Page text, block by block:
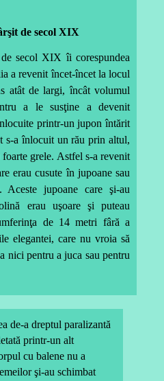
de secol XIX
XIX îi corespundea
a revenit încet-încet la locul
atât de largi, încât volumul
a le susţine a devenit
printr-un jupon întărit
s-a înlocuit un rău prin altul,
grele. Astfel s-a revenit
erau cusute în jupoane sau
jupoane care şi-au
erau uşoare şi puteau
de 14 metri fâră a
elegantei, care nu vroia să
nici pentru a juca sau pentru
dreptul paralizantă
printr-un alt
cu balene nu a
şi-au schimbat